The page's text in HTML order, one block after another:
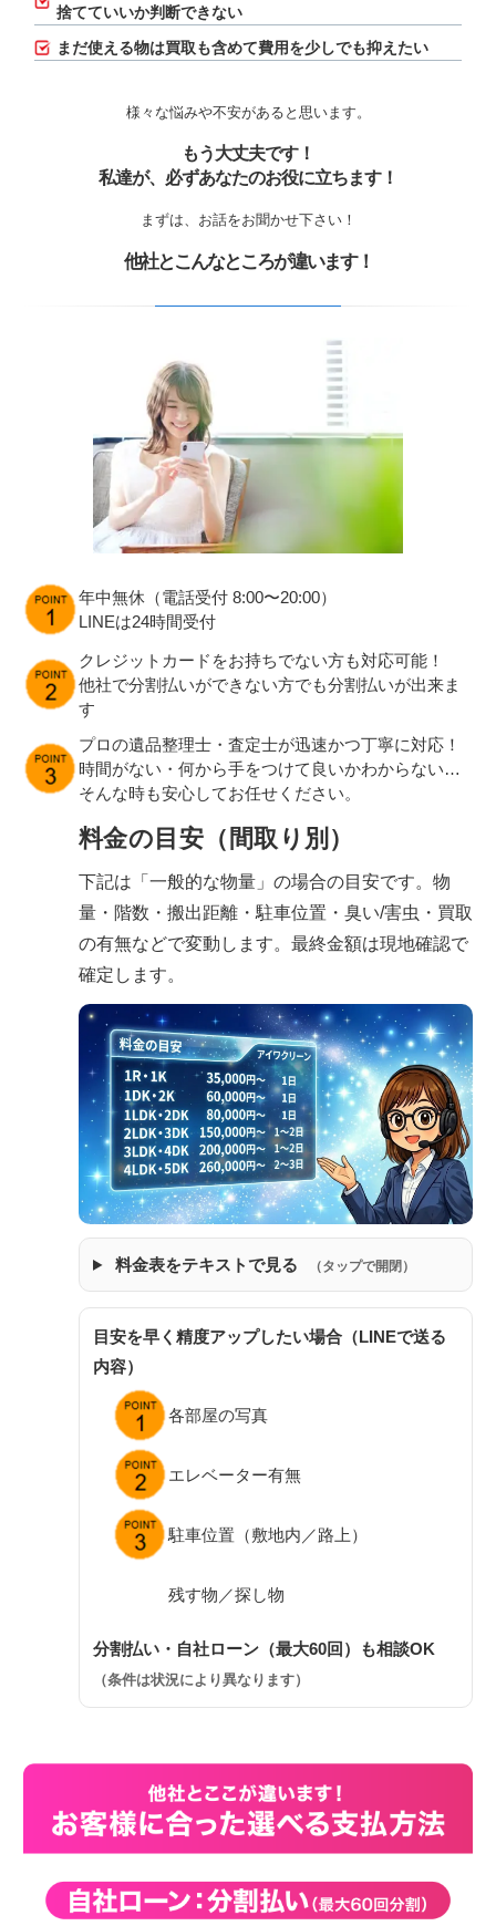
捨てていいか判断できない
まだ使える物は買取も含めて費用を少しでも抑えたい
様々な悩みや不安があると思います。
もう大丈夫です！
私達が、必ずあなたのお役に立ちます！
まずは、お話をお聞かせ下さい！
他社とこんなところが違います！
年中無休（電話受付 8:00〜20:00）
LINEは24時間受付
クレジットカードをお持ちでない方も対応可能！
他社で分割払いができない方でも分割払いが出来ま
す
プロの遺品整理士・査定士が迅速かつ丁寧に対応！
時間がない・何から手をつけて良いかわからない…
そんな時も安心してお任せください。
料金の目安（間取り別）
下記は「一般的な物量」の場合の目安です。物
量・階数・搬出距離・駐車位置・臭い/害虫・買取
の有無などで変動します。最終金額は現地確認で
確定します。
料金表をテキストで見る （タップで開閉）
目安を早く精度アップしたい場合（LINEで送る
内容）
各部屋の写真
エレベーター有無
駐車位置（敷地内／路上）
残す物／探し物
分割払い・自社ローン（最大60回）も相談OK
（条件は状況により異なります）